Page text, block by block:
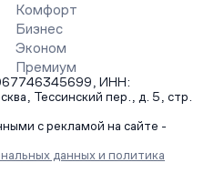
Комфорт
Бизнес
Эконом
Премиум
ИНН:
Тессинский пер., д. 5, стр.
с рекламой на сайте -
данных и политика